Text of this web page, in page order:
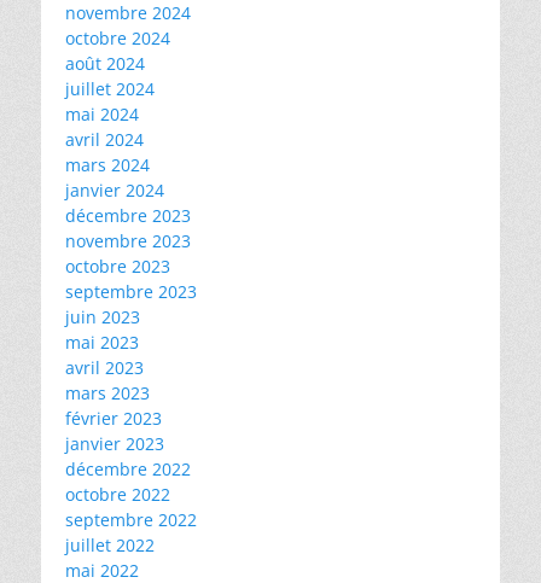
novembre 2024
octobre 2024
août 2024
juillet 2024
mai 2024
avril 2024
mars 2024
janvier 2024
décembre 2023
novembre 2023
octobre 2023
septembre 2023
juin 2023
mai 2023
avril 2023
mars 2023
février 2023
janvier 2023
décembre 2022
octobre 2022
septembre 2022
juillet 2022
mai 2022